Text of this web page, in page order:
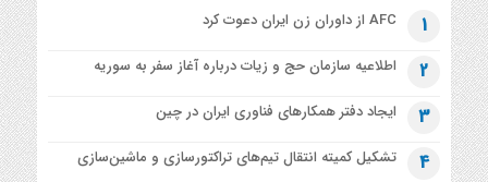
1 AFC از داوران زن ایران دعوت کرد
2 اطلاعیه‌ سازمان حج و زیات درباره آغاز سفر به سوریه
3 ایجاد دفتر همکارهای فناوری ایران در چین
4 تشکیل کمیته انتقال تیم‌های تراکتورسازی و ماشین‌سازی